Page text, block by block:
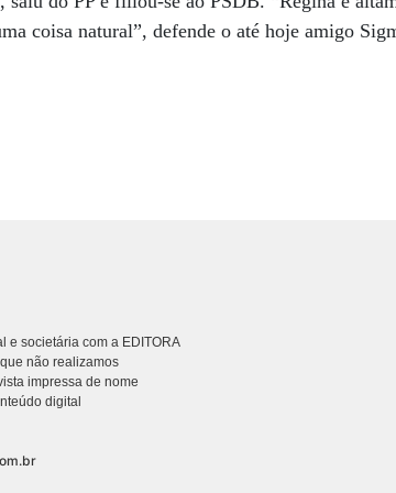
coisa natural”, defende o até hoje amigo
e societária com a EDITORA
não realizamos
impressa de nome
digital